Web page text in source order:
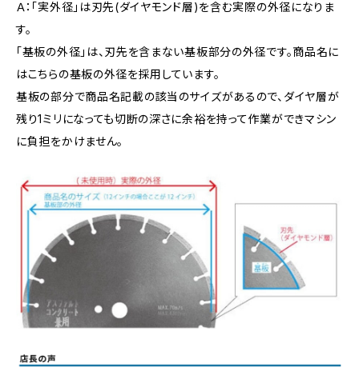
Ａ：「実外径」は刃先(ダイヤモンド層)を含む実際の外径になりま
す。
「基板の外径」は、刃先を含まない基板部分の外径です。商品名に
はこちらの基板の外径を採用しています。
基板の部分で商品名記載の該当のサイズがあるので、ダイヤ層が
残り1ミリになっても切断の深さに余裕を持って作業ができマシン
に負担をかけません。